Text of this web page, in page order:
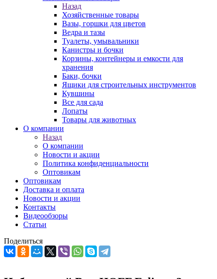
Назад
Хозяйственные товары
Вазы, горшки для цветов
Ведра и тазы
Туалеты, умывальники
Канистры и бочки
Корзины, контейнеры и емкости для
хранения
Баки, бочки
Ящики для строительных инструментов
Кувшины
Все для сада
Лопаты
Товары для животных
О компании
Назад
О компании
Новости и акции
Политика конфиденциальности
Оптовикам
Оптовикам
Доставка и оплата
Новости и акции
Контакты
Видеообзоры
Статьи
Поделиться